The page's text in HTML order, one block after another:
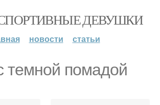
| СПОРТИВНЫЕ ДЕВУШКИ
новости статьи
темной помадой